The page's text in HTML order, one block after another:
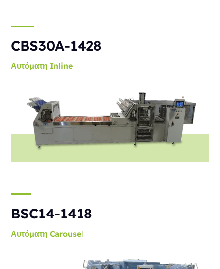
CBS30A-1428
Αυτόματη Inline
BSC14-1418
Αυτόματη Carousel